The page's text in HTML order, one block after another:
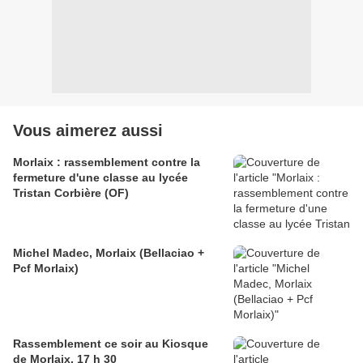
Vous aimerez aussi
Morlaix : rassemblement contre la
fermeture d'une classe au lycée
Tristan Corbière (OF)
Michel Madec, Morlaix (Bellaciao +
Pcf Morlaix)
Rassemblement ce soir au Kiosque
de Morlaix, 17 h 30